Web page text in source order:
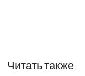
Читать также